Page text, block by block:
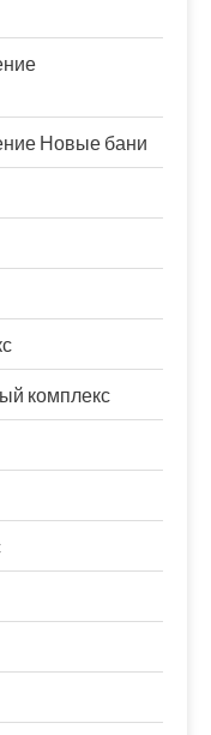
Новые бани
комплекс